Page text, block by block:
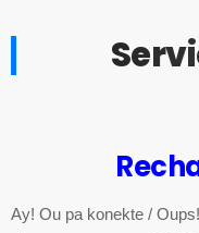
Ay! Ou pa konekte /